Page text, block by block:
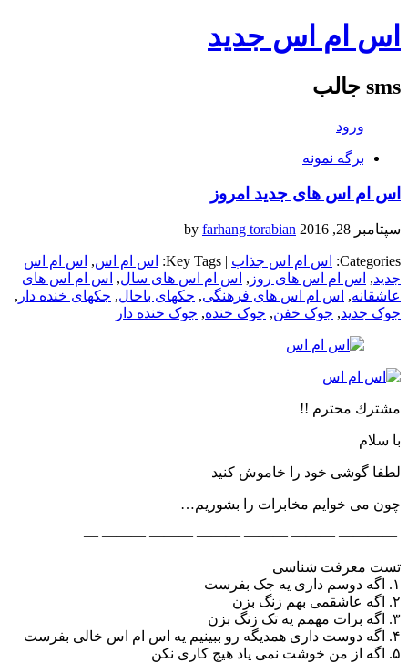
اس ام اس جدید
sms جالب
ورود
برگه نمونه
اس ام اس های جدید امروز
سپتامبر 28, 2016 farhang torabian
Categories: اس ام اس جذاب | Key Tags: اس ام اس, اس ام اس
جدید, اس ام اس های روز , اس ام اس های سال, اس ام اس های
عاشقانه, اس ام اس های فرهنگی, جکهای باحال, جکهای خنده دار ,
جوک جدید, جوک خفن, جوک خنده, جوک خنده دار
مشترك محترم !!
با سلام
لطفا گوشی خود را خاموش كنید
چون می خوایم مخابرات را بشوریم…
———— ——— ——— ——— ——— ——— —
تست معرفت شناسی
۱. اگه دوسم داری یه جک بفرست
۲. اگه عاشقمی بهم زنگ بزن
۳. اگه برات مهمم یه تک زنگ بزن
۴. اگه دوست داری همدیگه رو ببینیم یه اس ام اس خالی بفرست
۵. اگه از من خوشت نمی یاد هیچ کاری نکن